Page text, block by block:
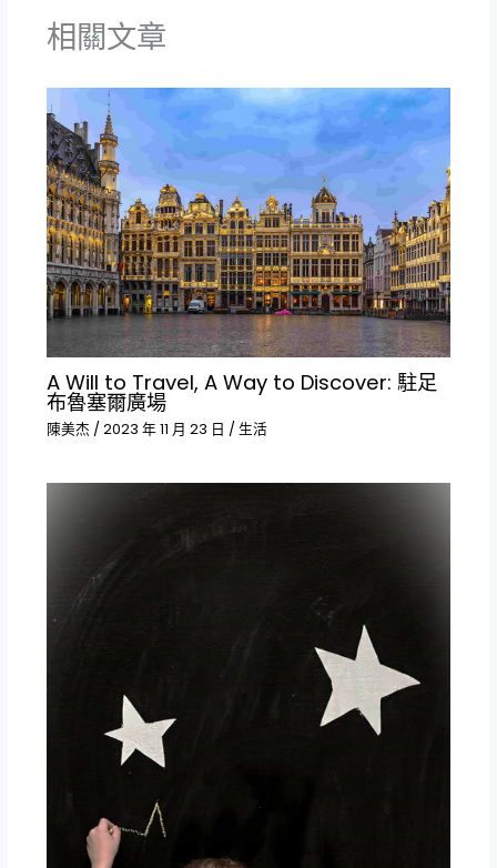
相關文章
A Will to Travel, A Way to Discover: 駐足
布魯塞爾廣場
陳美杰 / 2023 年 11 月 23 日 / 生活